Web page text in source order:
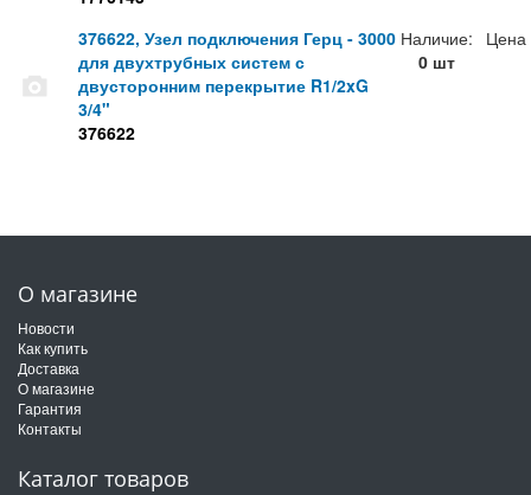
376622, Узел подключения Герц - 3000
для двухтрубных систем с
двусторонним перекрытие R1/2xG
3/4"
376622
Наличие:
0 шт
Цена
О магазине
Новости
Как купить
Доставка
О магазине
Гарантия
Контакты
Каталог товаров